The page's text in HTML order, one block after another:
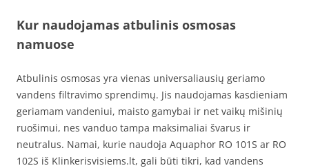
Kur naudojamas atbulinis osmosas
namuose
Atbulinis osmosas yra vienas universaliausių geriamo
vandens filtravimo sprendimų. Jis naudojamas kasdieniam
geriamam vandeniui, maisto gamybai ir net vaikų mišinių
ruošimui, nes vanduo tampa maksimaliai švarus ir
neutralus. Namai, kurie naudoja Aquaphor RO 101S ar RO
102S iš Klinkerisvisiems.lt, gali būti tikri, kad vandens